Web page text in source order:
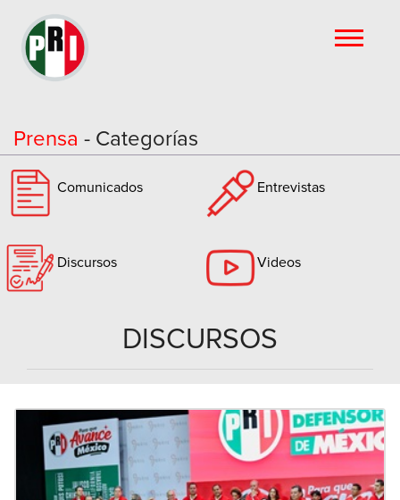
Prensa - Categorías
Comunicados Entrevistas
Discursos Videos
DISCURSOS